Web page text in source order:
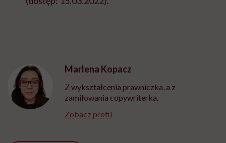
Marlena Kopacz
Z wykształcenia prawniczka, a z
zamiłowania copywriterka.
Zobacz profil